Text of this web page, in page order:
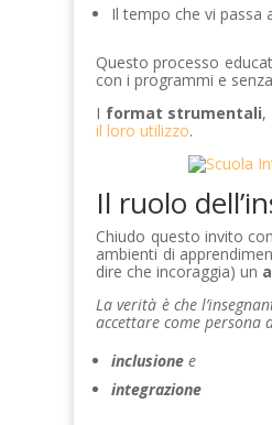
Il tempo che vi passa
Questo processo
con i programmi e
I format strumentali,
il loro utilizzo.
Il ruolo
Chiudo questo invito
ambienti di
dire che incoraggia) un
La verità è che
accettare come persona
inclusione e
integrazione